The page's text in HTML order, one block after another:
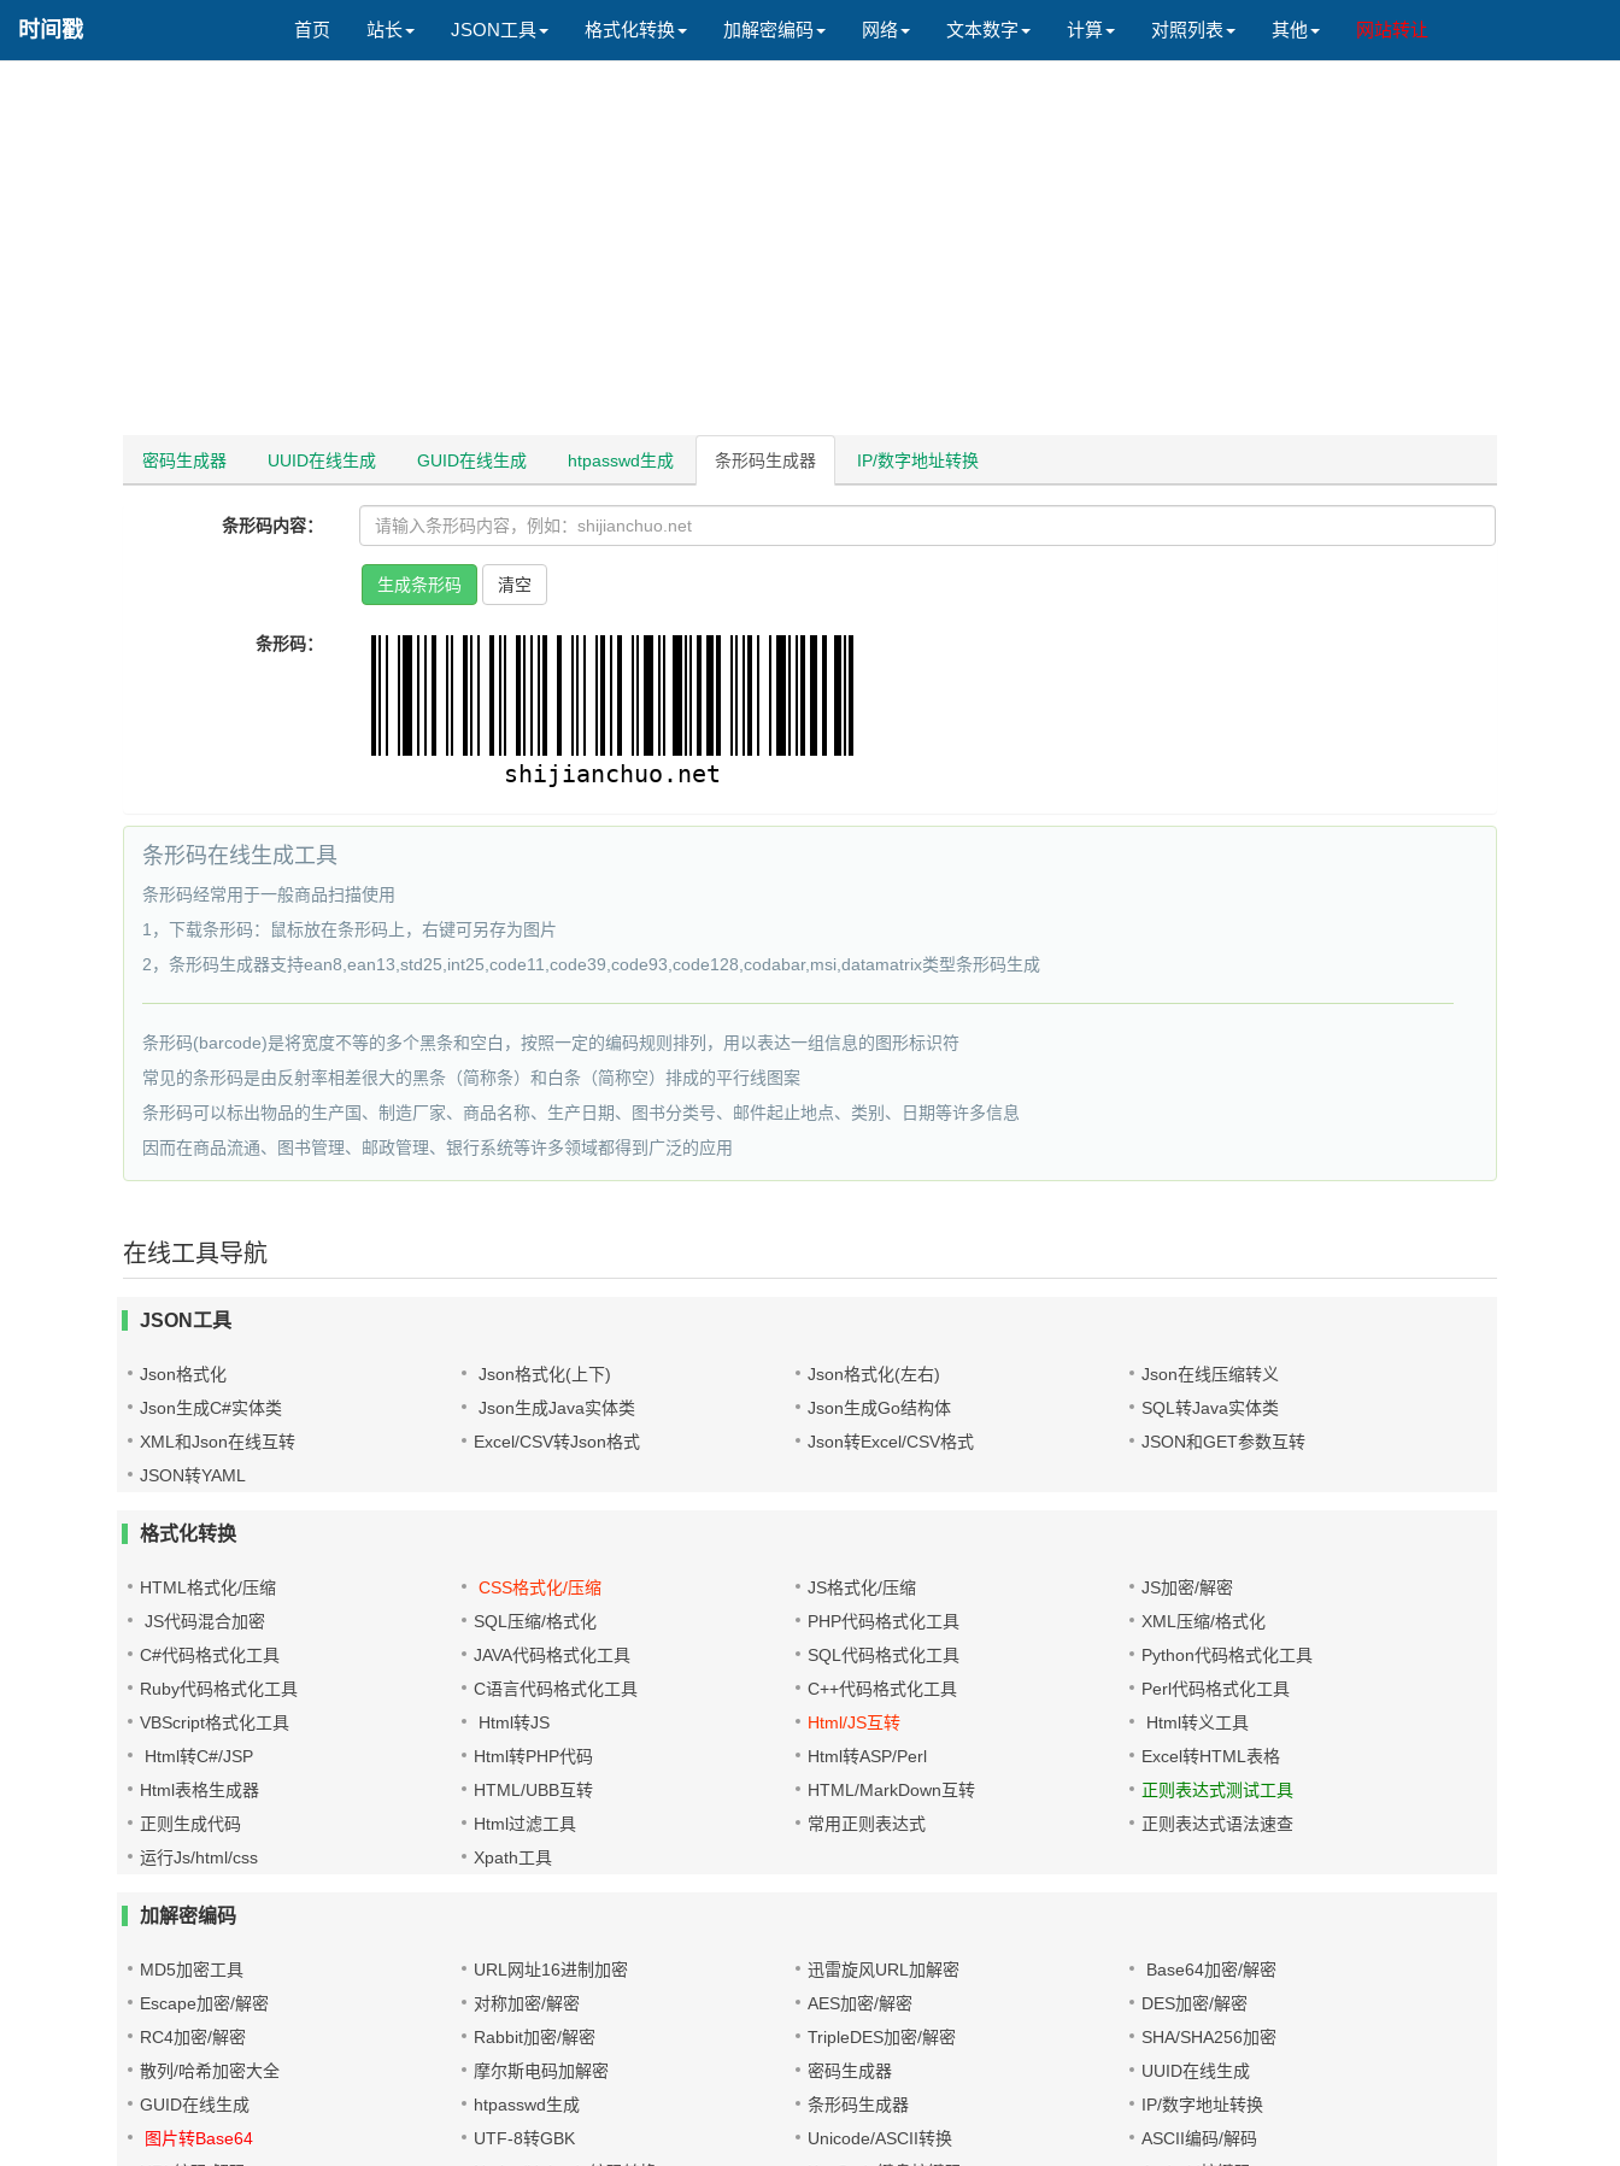
时间戳 首页 站长 JSON工具 格式化转换 加解密编码 网络 文本数字 计算 对照列表 其他 网站转让
密码生成器 UUID在线生成 GUID在线生成 htpasswd生成 条形码生成器 IP/数字地址转换
条形码内容：
生成条形码 清空
条形码：
条形码在线生成工具
条形码经常用于一般商品扫描使用
1，下载条形码：鼠标放在条形码上，右键可另存为图片
2，条形码生成器支持ean8,ean13,std25,int25,code11,code39,code93,code128,codabar,msi,datamatrix类型条形码生成
条形码(barcode)是将宽度不等的多个黑条和空白，按照一定的编码规则排列，用以表达一组信息的图形标识符
常见的条形码是由反射率相差很大的黑条（简称条）和白条（简称空）排成的平行线图案
条形码可以标出物品的生产国、制造厂家、商品名称、生产日期、图书分类号、邮件起止地点、类别、日期等许多信息
因而在商品流通、图书管理、邮政管理、银行系统等许多领域都得到广泛的应用
在线工具导航
JSON工具
Json格式化 Json格式化(上下) Json格式化(左右)
Json在线压缩转义
Json生成C#实体类
Json生成Java实体类 Json生成Go结构体
SQL转Java实体类
XML和Json在线互转
Excel/CSV转Json格式 Json转Excel/CSV格式
JSON和GET参数互转
JSON转YAML
格式化转换
HTML格式化/压缩 CSS格式化/压缩 JS格式化/压缩
JS加密/解密
JS代码混合加密
SQL压缩/格式化 PHP代码格式化工具
XML压缩/格式化
C#代码格式化工具
JAVA代码格式化工具 SQL代码格式化工具
Python代码格式化工具
Ruby代码格式化工具
C语言代码格式化工具 C++代码格式化工具
Perl代码格式化工具
VBScript格式化工具
Html转JS Html/JS互转
Html转义工具
Html转C#/JSP
Html转PHP代码 Html转ASP/Perl
Excel转HTML表格
Html表格生成器
HTML/UBB互转 HTML/MarkDown互转
正则表达式测试工具
正则生成代码
Html过滤工具 常用正则表达式
正则表达式语法速查
运行Js/html/css
Xpath工具
加解密编码
MD5加密工具 URL网址16进制加密 迅雷旋风URL加解密
Base64加密/解密
Escape加密/解密
对称加密/解密 AES加密/解密
DES加密/解密
RC4加密/解密
Rabbit加密/解密 TripleDES加密/解密
SHA/SHA256加密
散列/哈希加密大全
摩尔斯电码加解密 密码生成器
UUID在线生成
GUID在线生成
htpasswd生成 条形码生成器
IP/数字地址转换
图片转Base64
UTF-8转GBK Unicode/ASCII转换
ASCII编码/解码